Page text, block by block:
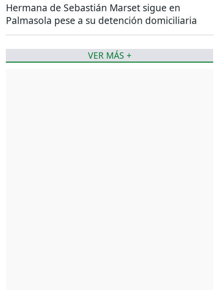
Hermana de Sebastián Marset sigue en
Palmasola pese a su detención domiciliaria
VER MÁS +